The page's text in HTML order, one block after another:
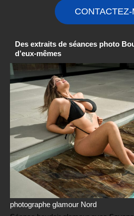
CONTACTEZ-
Des extraits de séances photo
d’eux-mêmes
photographe glamour Nord